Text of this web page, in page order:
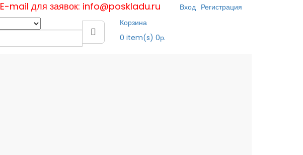
E-mail для заявок: info@poskladu.ru Вход Регистрация
Корзина
0 item(s) 0р.